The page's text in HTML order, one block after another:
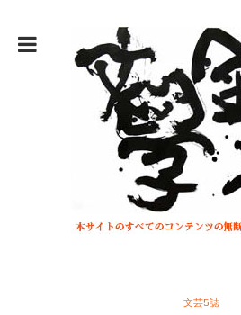
文芸5誌